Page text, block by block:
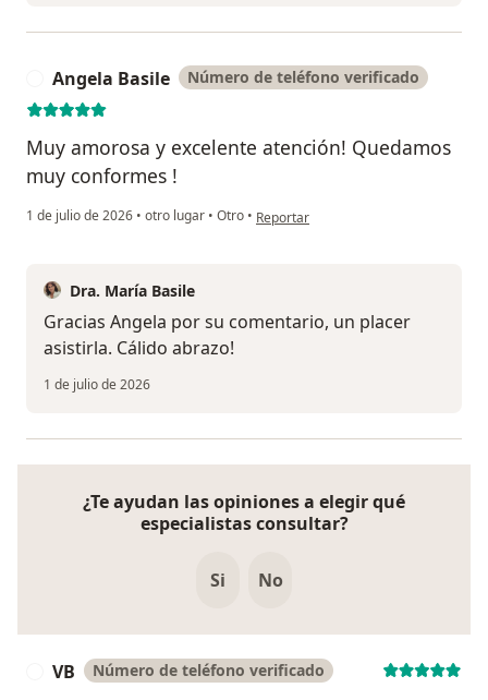
Angela Basile Número de teléfono verificado
Muy amorosa y excelente atención! Quedamos
muy conformes !
1 de julio de 2026 • otro lugar • Otro • en opinión del usuario Angela Basile
Reportar
Dra. María Basile
Gracias Angela por su comentario, un placer
asistirla. Cálido abrazo!
1 de julio de 2026
¿Te ayudan las opiniones a elegir qué
especialistas consultar?
Si No
VB Número de teléfono verificado